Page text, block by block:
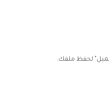
لحفظ ملفك.